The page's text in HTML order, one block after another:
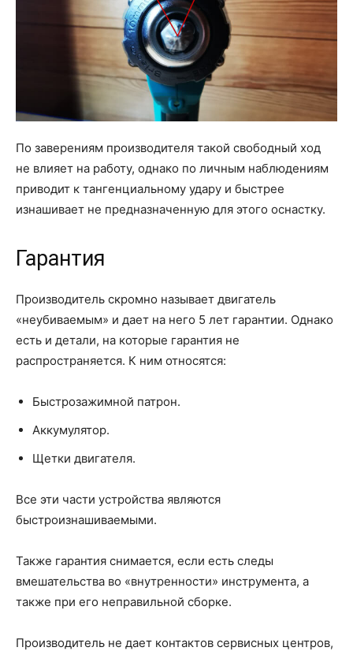
По заверениям производителя такой свободный ход
не влияет на работу, однако по личным наблюдениям
приводит к тангенциальному удару и быстрее
изнашивает не предназначенную для этого оснастку.
Гарантия
Производитель скромно называет двигатель
«неубиваемым» и дает на него 5 лет гарантии. Однако
есть и детали, на которые гарантия не
распространяется. К ним относятся:
Быстрозажимной патрон.
Аккумулятор.
Щетки двигателя.
Все эти части устройства являются
быстроизнашиваемыми.
Также гарантия снимается, если есть следы
вмешательства во «внутренности» инструмента, а
также при его неправильной сборке.
Производитель не дает контактов сервисных центров,